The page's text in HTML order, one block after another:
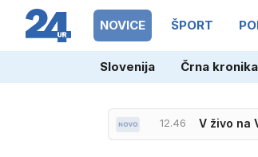
NOVICE ŠPORT
Slovenija Črna kronika
12.46 V živo na